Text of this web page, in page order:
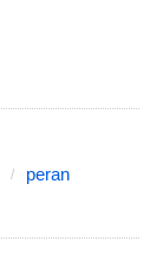
peran